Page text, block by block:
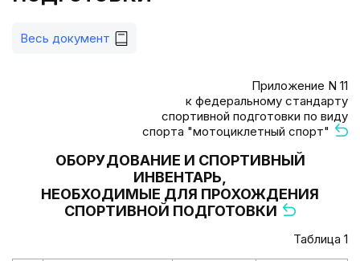
Весь документ
Приложение N 11
к федеральному стандарту
спортивной подготовки по виду
спорта "мотоциклетный спорт"
ОБОРУДОВАНИЕ И СПОРТИВНЫЙ
ИНВЕНТАРЬ,
НЕОБХОДИМЫЕ ДЛЯ ПРОХОЖДЕНИЯ
СПОРТИВНОЙ ПОДГОТОВКИ
Таблица 1